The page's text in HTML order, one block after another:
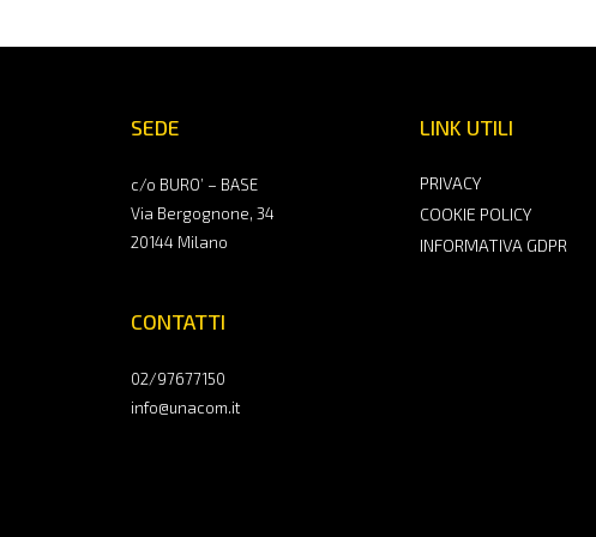
SEDE
c/o BURO’ – BASE
Via Bergognone, 34
20144 Milano
CONTATTI
02/97677150
info@unacom.it
LINK UTILI
PRIVACY
COOKIE POLICY
INFORMATIVA GDPR